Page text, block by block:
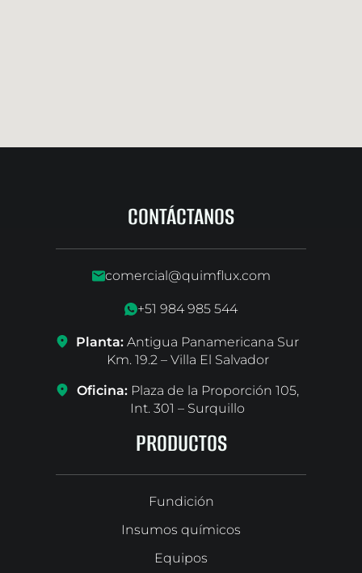
CONTÁCTANOS
comercial@quimflux.com
+51 984 985 544
Planta: Antigua Panamericana Sur
Km. 19.2 – Villa El Salvador
Oficina:Plaza de la Proporción 105,
Int. 301 – Surquillo
PRODUCTOS
Fundición
Insumos químicos
Equipos